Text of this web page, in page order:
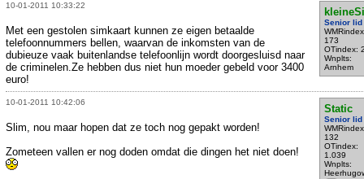
10-01-2011 10:33:22
Senior lid
173
OTindex:
Wnplts:
Arnhem
Met een gestolen simkaart kunnen ze eigen betaalde
telefoonnummers bellen, waarvan de inkomsten van de
dubieuze vaak buitenlandse telefoonlijn wordt doorgesluisd naar
de criminelen.Ze hebben dus niet hun moeder gebeld voor 3400
euro!
10-01-2011 10:42:06
Static
Senior lid
132
OTindex:
1.039
Wnplts:
Slim, nou maar hopen dat ze toch nog gepakt worden!
Zometeen vallen er nog doden omdat die dingen het niet doen!